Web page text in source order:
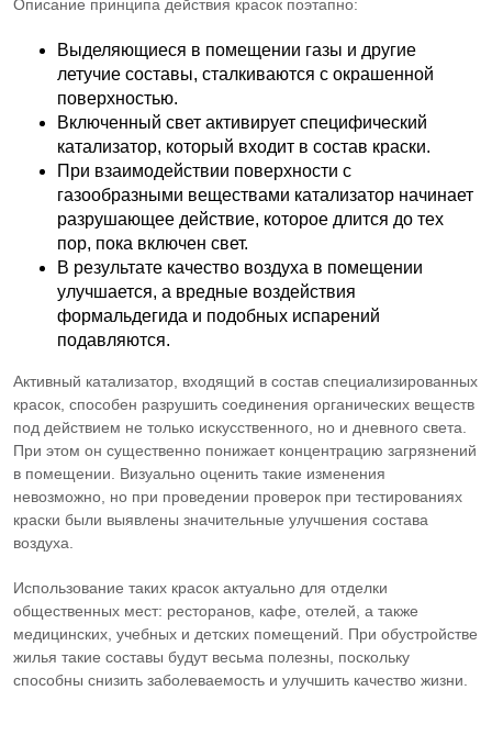
Описание принципа действия красок поэтапно:
Выделяющиеся в помещении газы и другие
летучие составы, сталкиваются с окрашенной
поверхностью.
Включенный свет активирует специфический
катализатор, который входит в состав краски.
При взаимодействии поверхности с
газообразными веществами катализатор начинает
разрушающее действие, которое длится до тех
пор, пока включен свет.
В результате качество воздуха в помещении
улучшается, а вредные воздействия
формальдегида и подобных испарений
подавляются.
Активный катализатор, входящий в состав специализированных
красок, способен разрушить соединения органических веществ
под действием не только искусственного, но и дневного света.
При этом он существенно понижает концентрацию загрязнений
в помещении. Визуально оценить такие изменения
невозможно, но при проведении проверок при тестированиях
краски были выявлены значительные улучшения состава
воздуха.
Использование таких красок актуально для отделки
общественных мест: ресторанов, кафе, отелей, а также
медицинских, учебных и детских помещений. При обустройстве
жилья такие составы будут весьма полезны, поскольку
способны снизить заболеваемость и улучшить качество жизни.